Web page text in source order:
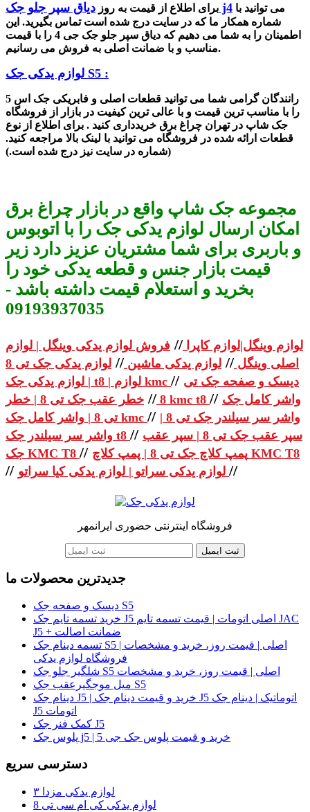
برای اطلاع از قیمت به روز دیاق سپر جلو جک j4
شماره همکار ما که در سایت درج شده است تماس بگیرید. این
اطمینان را به شما می دهیم که دیاق سپر جلو جک جی 4 را با قیمت
مناسب و با ضمانت اصلی به فروش می رسانیم.
لوازم یدکی جک S5 :
رانندگان گرامی شما می توانید قطعات اصلی و فابریکی جک اس 5
را با مناسب ترین قیمت و با عالی ترین کیفیت در بازار از فروشگاه
جک شاپ در تهران چراغ برق خریدداری کنید . برای اطلاع از نوع
قطعات ارائه شده در فروشگاه می توانید با لینک بالا مراجعه کنید.
(شماره در سایت نیز درج شده است.)
مجموعه جک شاپ واقع در بازار چراغ برق
امکان ارسال لوازم یدکی جک را با اتوبوس
و باربری برای شما مشتریان عزیز دارد زیر
قیمت بازار جنس و قطعه یدکی خود را
بخرید و استعلام قیمت داشته باشد -
09193937035
لوازم وینگل|لوازم کاپرا // فروش لوازم یدکی وینگل | لوازم
اصلی وینگل // لوازم یدکی ماشین //
لوازم یدکی جک تی 8
| لوازم یدکی جک t8 | لوازم kmc // دیسک و صفحه جک تی
8
// خطر عقب جک تی 8 | خطر kmc t8 // واشر کامل جک
تی 8 | واشر کامل جک kmc // واشر سر سیلندر جک تی 8 |
واشر سر سیلندر جک t8 // سپر عقب جک تی 8 | سپر عقب
جک KMC T8 // پمپ کلاچ جک تی 8 | پمپ کلاچ KMC T8
// //
فروشگاه اینترنتی حضوری ایرانمهر
ثبت ایمیل
جدیدترین محصولات ما
دیسک و صفحه جک S5
خرید تسمه تایم جک J5 اصلی اتومات | قیمت تسمه تایم JAC
J5 + ضمانت اصالت
تسمه دینام جک S5 اصلی | قیمت روز، خرید و مشخصات |
فروشگاه لوازم یدکی
شلگیر جلو جک S5 اصلی | قیمت روز، خرید و مشخصات
میل موجگیرعقب جک S5
دینام جک J5 | خرید و قیمت دینام جک J5 اتوماتیک | دینام جک
J5 اتومات
کمک فنر جک J5
پلوس جک j5 | خرید و قیمت پلوس جک جی 5
دسترسی سریع
لوازم یدکی مزدا ۳
لوازم یدکی کی ام سی تی 8